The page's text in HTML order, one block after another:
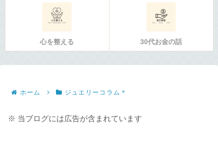
心を整える 30代お金の話
ホーム ジュエリーコラム＊
※ 当ブログには広告が含まれています